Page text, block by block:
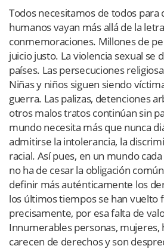
Todos necesitamos de todos para
humanos vayan más allá de la
conmemoraciones. Millones de
juicio justo. La violencia sexual se
países. Las persecuciones
Niñas y niños siguen siendo
guerra. Las palizas, detenciones
otros malos tratos continúan sin
mundo necesita más que nunca
admitirse la intolerancia, la
racial. Así pues, en un mundo
no ha de cesar la obligación
definir más auténticamente los
los últimos tiempos se han vuelto
precisamente, por esa falta de
Innumerables personas, mujeres,
carecen de derechos y son